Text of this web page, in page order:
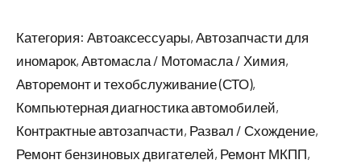
Категория: Автоаксессуары, Автозапчасти для
иномарок, Автомасла / Мотомасла / Химия,
Авторемонт и техобслуживание (СТО),
Компьютерная диагностика автомобилей,
Контрактные автозапчасти, Развал / Схождение,
Ремонт бензиновых двигателей, Ремонт МКПП,